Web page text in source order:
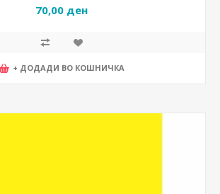
70,00 ден
+ ДОДАДИ ВО КОШНИЧКА